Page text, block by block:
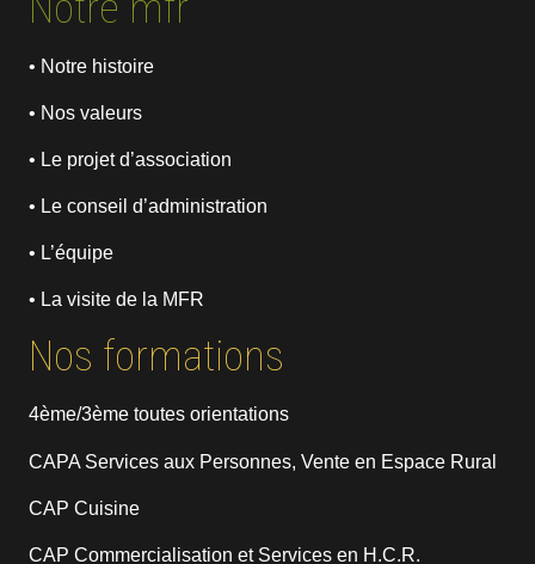
• Notre histoire
• Nos valeurs
• Le projet d’association
• Le conseil d’administration
• L’équipe
• La visite de la MFR
Nos formations
4ème/3ème toutes orientations
CAPA Services aux Personnes, Vente en Espace Rural
CAP Cuisine
CAP Commercialisation et Services en H.C.R.